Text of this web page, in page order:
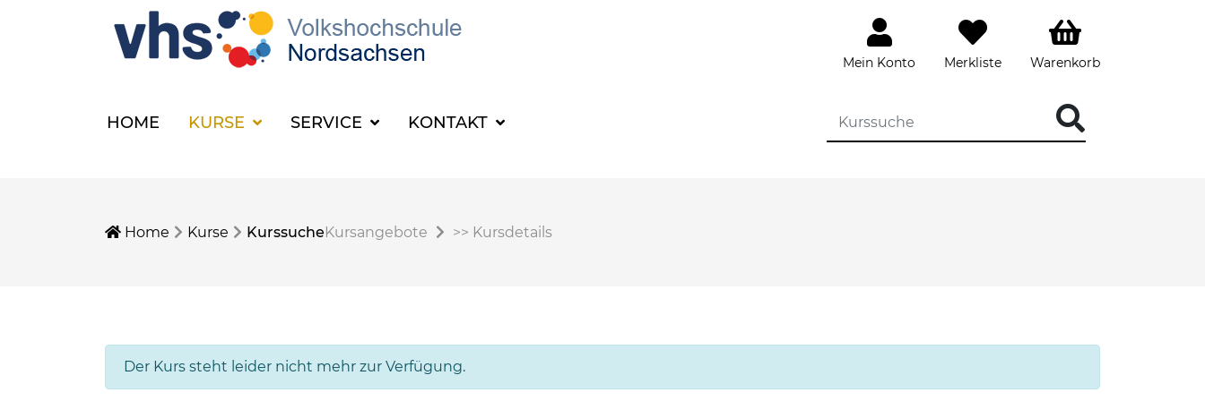
Mein Konto Merkliste Warenkorb
HOME KURSE SERVICE KONTAKT
Home Kurse KurssucheKursangebote >> Kursdetails
Der Kurs steht leider nicht mehr zur Verfügung.